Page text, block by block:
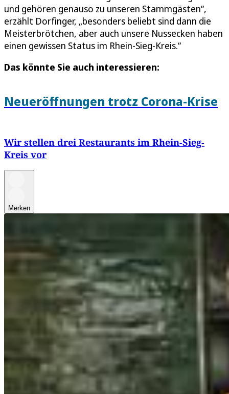
und gehören genauso zu unseren Stammgästen“,
erzählt Dorfinger, „besonders beliebt sind dann die
Meisterbrötchen, aber auch unsere Nussecken haben
einen gewissen Status im Rhein-Sieg-Kreis.“
Das könnte Sie auch interessieren:
Neueröffnungen trotz Corona-Krise
Wir stellen drei Restaurants im Rhein-Sieg-
Kreis vor
Merken